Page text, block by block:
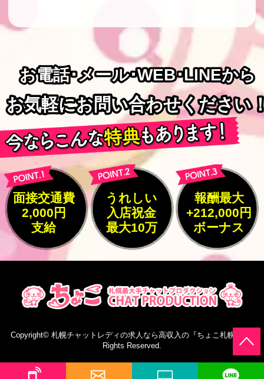
お電話･メール･WEB･LINEから
お電話･メール･WEB･LINEから
お気軽にお問い合わせください
お気軽にお問い合わせください
面接交通費
2,000円
支給
うれしい
入店祝金
最大10万
報酬最大
+212,000円
ボーナス
Copyright© 札幌チャットレディの求人なら高収入の『ちょこ札幌』
All
Rights Reserved.